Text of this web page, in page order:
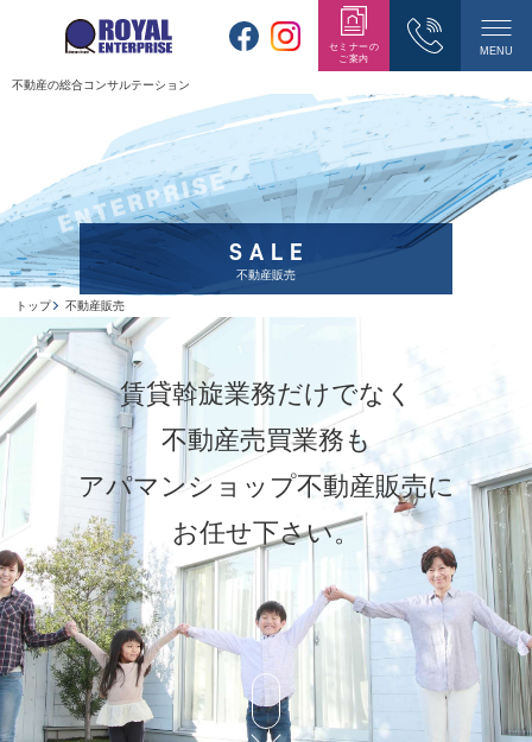
MENU
セミナーの
ご案内
不動産の総合コンサルテーション
SALE
不動産販売
トップ 不動産販売
賃貸斡旋業務だけでなく
不動産売買業務も
アパマンショップ不動産販売に
お任せ下さい。